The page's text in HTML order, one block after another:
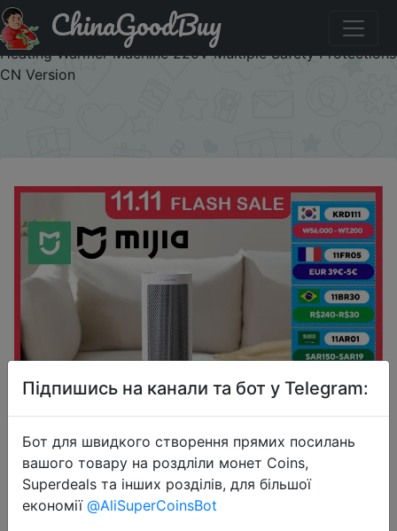
Паридбати з промокодом ZnyzhkaUA05 MIJIA Fan
Heater For Home Electric Heaters 2000W PTC Ceramic
Heating Warmer Machine 220V Multiple Safety Protections
CN Version
ChinaGoodBuy
Підпишись на канали та бот у Telegram:
Бот для швидкого створення прямих посилань
вашого товару на роздліли монет Coins,
Superdeals та інших розділів, для більшої
економії @AliSuperCoinsBot